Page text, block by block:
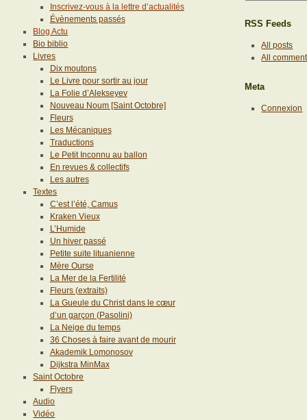
Inscrivez-vous à la lettre d’actualités
Évènements passés
Blog Actu
Bio biblio
Livres
Dix moutons
Le Livre pour sortir au jour
La Folie d’Alekseyev
Nouveau Noum [Saint Octobre]
Fleurs
Les Mécaniques
Traductions
Le Petit Inconnu au ballon
En revues & collectifs
Les autres
Textes
C’est l’été, Camus
Kraken Vieux
L’Humide
Un hiver passé
Petite suite lituanienne
Mère Ourse
La Mer de la Fertilité
Fleurs (extraits)
La Gueule du Christ dans le cœur
d’un garçon (Pasolini)
La Neige du temps
36 Choses à faire avant de mourir
Akademik Lomonosov
Dijkstra MinMax
Saint Octobre
Flyers
Audio
Vidéo
RSS Feeds
All posts
All
Meta
Connexion